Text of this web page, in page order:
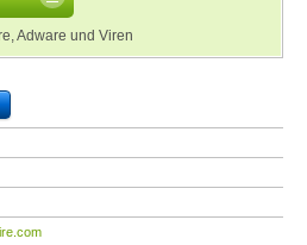
Adware und Viren